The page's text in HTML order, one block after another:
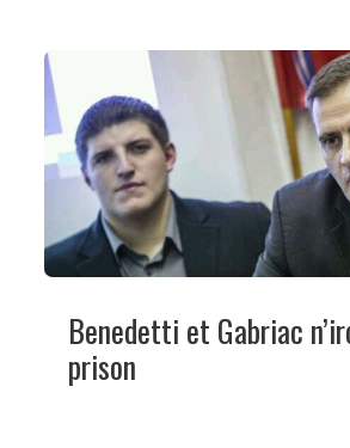
Benedetti et Gabriac
prison